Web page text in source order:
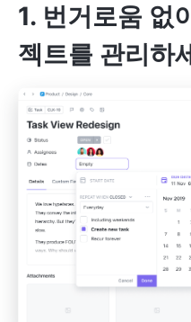
1. 번거로움 없
젝트를 관리하